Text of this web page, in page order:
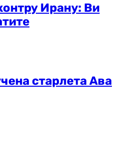
Ирану: Ви
старлета Ава